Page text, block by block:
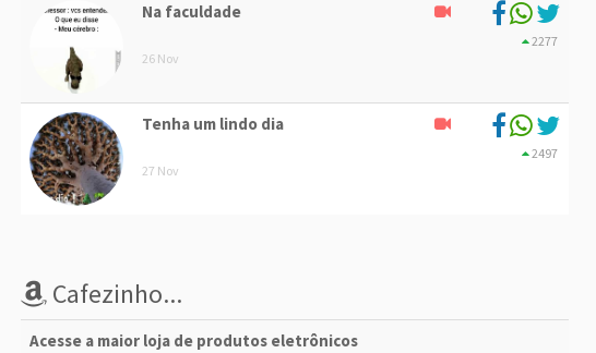
Na faculdade
26 Nov
2277
Tenha um lindo dia
27 Nov
2497
Cafezinho...
Acesse a maior loja de produtos eletrônicos